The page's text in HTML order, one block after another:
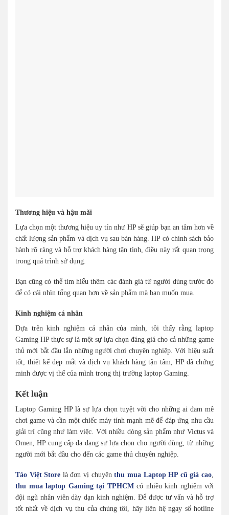
Thương hiệu và hậu mãi
Lựa chọn một thương hiệu uy tín như HP sẽ giúp bạn an tâm hơn về
chất lượng sản phẩm và dịch vụ sau bán hàng. HP có chính sách bảo
hành rõ ràng và hỗ trợ khách hàng tận tình, điều này rất quan trọng
trong quá trình sử dụng.
Bạn cũng có thể tìm hiểu thêm các đánh giá từ người dùng trước đó
để có cái nhìn tổng quan hơn về sản phẩm mà bạn muốn mua.
Kinh nghiệm cá nhân
Dựa trên kinh nghiệm cá nhân của mình, tôi thấy rằng laptop
Gaming HP thực sự là một sự lựa chọn đáng giá cho cả những game
thủ mới bắt đầu lẫn những người chơi chuyên nghiệp. Với hiệu suất
tốt, thiết kế đẹp mắt và dịch vụ khách hàng tận tâm, HP đã chứng
minh được vị thế của mình trong thị trường laptop Gaming.
Kết luận
Laptop Gaming HP là sự lựa chọn tuyệt vời cho những ai đam mê
chơi game và cần một chiếc máy tính mạnh mẽ để đáp ứng nhu cầu
giải trí cũng như làm việc. Với nhiều dòng sản phẩm như Victus và
Omen, HP cung cấp đa dạng sự lựa chọn cho người dùng, từ những
người mới bắt đầu cho đến các game thủ chuyên nghiệp.
Táo Việt Store là đơn vị chuyênthu mua Laptop HP cũ giá cao
thu mua laptop Gaming tại TPHCMcó nhiều kinh nghiệm với
đội ngũ nhân viên dày dạn kinh nghiệm. Để được tư vấn và hỗ trợ
tốt nhất về dịch vụ thu của chúng tôi, hãy liên hệ ngay số hotline